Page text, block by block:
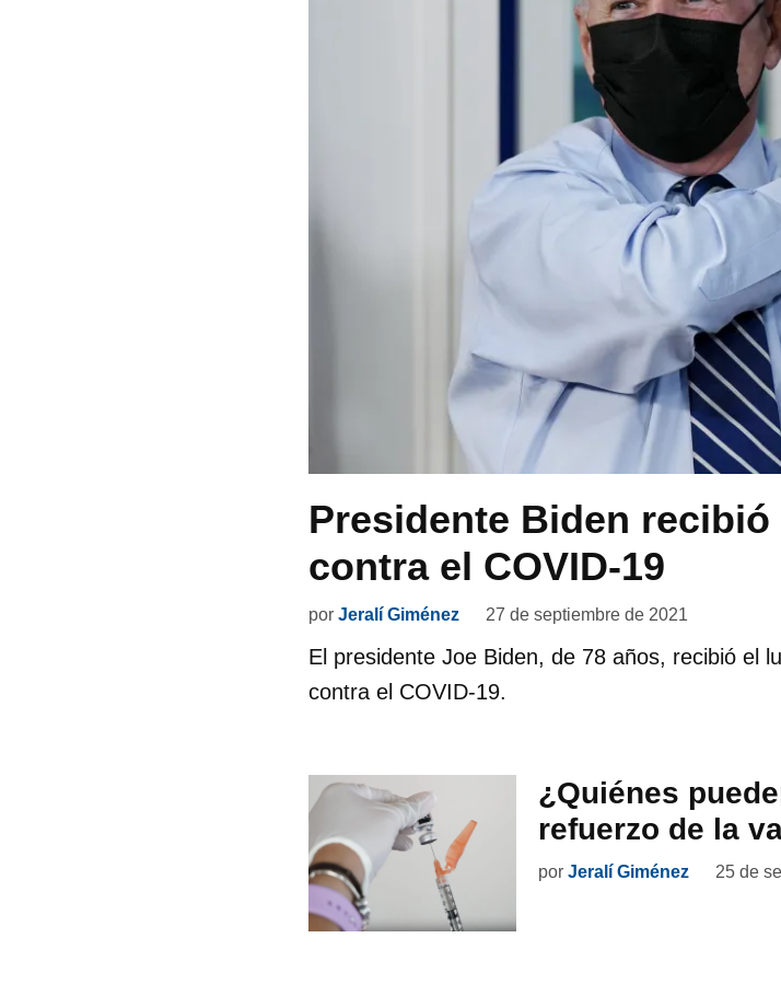
Presidente Biden
contra el COVID-19
por Jeralí Giménez 27 de septiembre de 2021
El presidente Joe Biden, de 78 años, recibió el
contra el COVID-19.
¿Quiénes
refuerzo de la
por Jeralí Giménez 25 de